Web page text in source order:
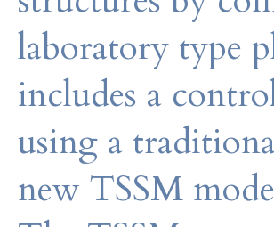
laboratory type
includes a
using a
new TSSM